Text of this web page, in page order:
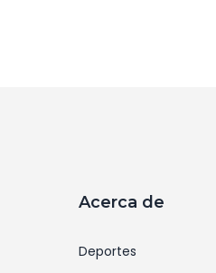
Acerca de
Deportes